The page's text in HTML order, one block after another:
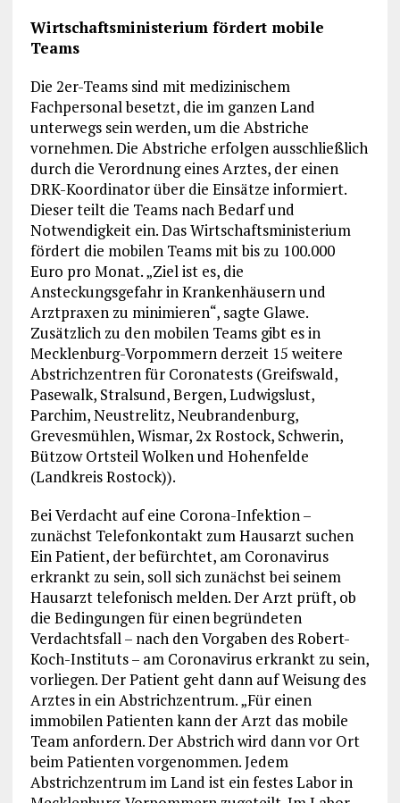
Wirtschaftsministerium fördert mobile
Teams
Die 2er-Teams sind mit medizinischem
Fachpersonal besetzt, die im ganzen Land
unterwegs sein werden, um die Abstriche
vornehmen. Die Abstriche erfolgen ausschließlich
durch die Verordnung eines Arztes, der einen
DRK-Koordinator über die Einsätze informiert.
Dieser teilt die Teams nach Bedarf und
Notwendigkeit ein. Das Wirtschaftsministerium
fördert die mobilen Teams mit bis zu 100.000
Euro pro Monat. „Ziel ist es, die
Ansteckungsgefahr in Krankenhäusern und
Arztpraxen zu minimieren“, sagte Glawe.
Zusätzlich zu den mobilen Teams gibt es in
Mecklenburg-Vorpommern derzeit 15 weitere
Abstrichzentren für Coronatests (Greifswald,
Pasewalk, Stralsund, Bergen, Ludwigslust,
Parchim, Neustrelitz, Neubrandenburg,
Grevesmühlen, Wismar, 2x Rostock, Schwerin,
Bützow Ortsteil Wolken und Hohenfelde
(Landkreis Rostock)).
Bei Verdacht auf eine Corona-Infektion –
zunächst Telefonkontakt zum Hausarzt suchen
Ein Patient, der befürchtet, am Coronavirus
erkrankt zu sein, soll sich zunächst bei seinem
Hausarzt telefonisch melden. Der Arzt prüft, ob
die Bedingungen für einen begründeten
Verdachtsfall – nach den Vorgaben des Robert-
Koch-Instituts – am Coronavirus erkrankt zu sein,
vorliegen. Der Patient geht dann auf Weisung des
Arztes in ein Abstrichzentrum. „Für einen
immobilen Patienten kann der Arzt das mobile
Team anfordern. Der Abstrich wird dann vor Ort
beim Patienten vorgenommen. Jedem
Abstrichzentrum im Land ist ein festes Labor in